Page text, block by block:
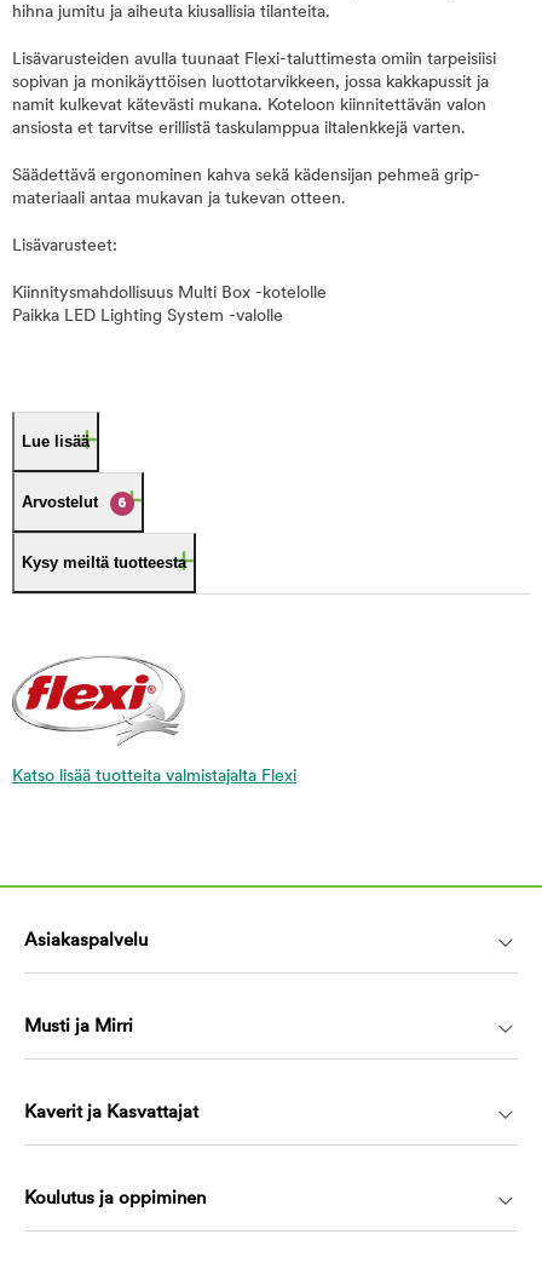
hihna jumitu ja aiheuta kiusallisia tilanteita.
Lisävarusteiden avulla tuunaat Flexi-taluttimesta omiin tarpeisiisi
sopivan ja monikäyttöisen luottotarvikkeen, jossa kakkapussit ja
namit kulkevat kätevästi mukana. Koteloon kiinnitettävän valon
ansiosta et tarvitse erillistä taskulamppua iltalenkkejä varten.
Säädettävä ergonominen kahva sekä kädensijan pehmeä grip-
materiaali antaa mukavan ja tukevan otteen.
Lisävarusteet:
Kiinnitysmahdollisuus Multi Box -kotelolle
Paikka LED Lighting System -valolle
Lue lisää
Arvostelut 6
Kysy meiltä tuotteesta
Katso lisää tuotteita valmistajalta Flexi
Asiakaspalvelu
Musti ja Mirri
Kaverit ja Kasvattajat
Koulutus ja oppiminen